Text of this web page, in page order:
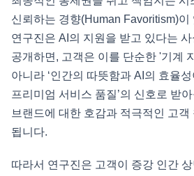
신뢰하는 경향(Human Favoritism)이
연구진은 AI의 지원을 받고 있다는 사
공개하면, 고객은 이를 단순한 '기계
아니라 ‘인간의 따뜻함과 AI의 효율
프리미엄 서비스 품질’의 신호로 받
브랜드에 대한 호감과 적극적인 고객
됩니다.
따라서 연구진은 고객이 증강 인간